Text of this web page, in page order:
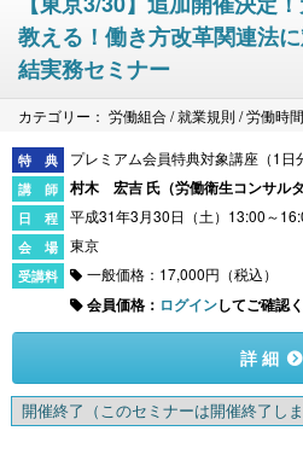
教える！働き方改革関連法
結実務セミナー
カテゴリー： 労働組合 / 就業規則 / 労働時間
プレミアム会員特典対象講座（1日
村木 宏吉 氏（労働衛生コンサル
平成31年3月30日（土）13:00～
東京
一般価格：17,000円（税込）
会員価格： ログインしてご確認
詳 細
開催終了 （このセミナーは開催終了しま